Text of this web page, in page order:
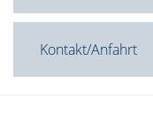
Kontakt/Anfahrt